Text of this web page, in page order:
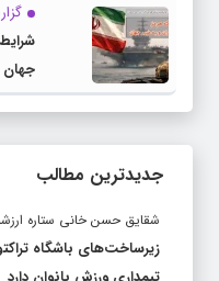
جهان
جدیدترین مطالب
شقایق حسن خانی ستاره
زیرساخت‌های باشگاه